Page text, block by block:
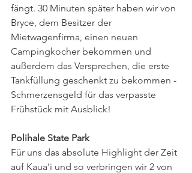
fängt. 30 Minuten später haben wir von
Bryce, dem Besitzer der
Mietwagenfirma, einen neuen
Campingkocher bekommen und
außerdem das Versprechen, die erste
Tankfüllung geschenkt zu bekommen -
Schmerzensgeld für das verpasste
Frühstück mit Ausblick!
Polihale State Park
Für uns das absolute Highlight der Zeit
auf Kaua'i und so verbringen wir 2 von